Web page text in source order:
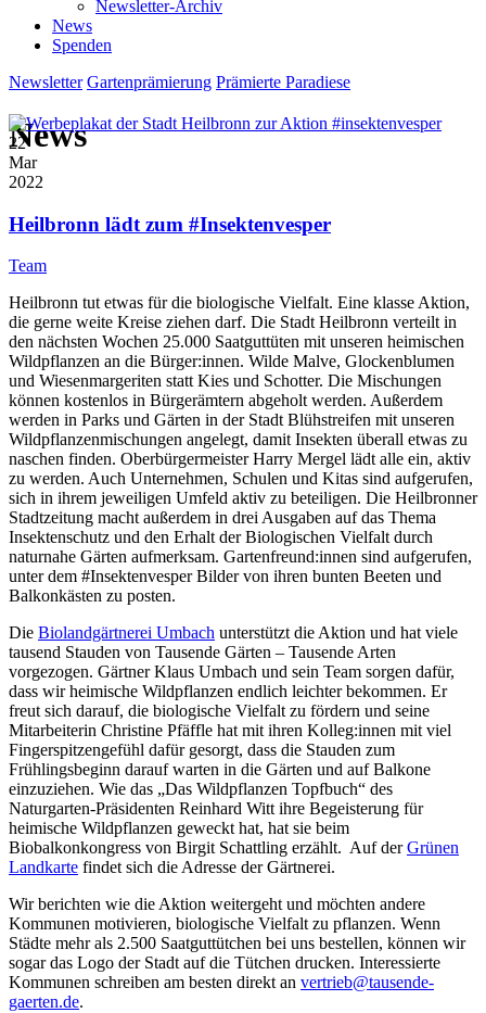
Newsletter-Archiv
News
Spenden
Newsletter Gartenprämierung Prämierte Paradiese
News
22
Mar
2022
Heilbronn lädt zum #Insektenvesper
Team
Heilbronn tut etwas für die biologische Vielfalt. Eine klasse Aktion,
die gerne weite Kreise ziehen darf. Die Stadt Heilbronn verteilt in
den nächsten Wochen 25.000 Saatguttüten mit unseren heimischen
Wildpflanzen an die Bürger:innen. Wilde Malve, Glockenblumen
und Wiesenmargeriten statt Kies und Schotter. Die Mischungen
können kostenlos in Bürgerämtern abgeholt werden. Außerdem
werden in Parks und Gärten in der Stadt Blühstreifen mit unseren
Wildpflanzenmischungen angelegt, damit Insekten überall etwas zu
naschen finden. Oberbürgermeister Harry Mergel lädt alle ein, aktiv
zu werden. Auch Unternehmen, Schulen und Kitas sind aufgerufen,
sich in ihrem jeweiligen Umfeld aktiv zu beteiligen. Die Heilbronner
Stadtzeitung macht außerdem in drei Ausgaben auf das Thema
Insektenschutz und den Erhalt der Biologischen Vielfalt durch
naturnahe Gärten aufmerksam. Gartenfreund:innen sind aufgerufen,
unter dem #Insektenvesper Bilder von ihren bunten Beeten und
Balkonkästen zu posten.
Die Biolandgärtnerei Umbach unterstützt die Aktion und hat viele
tausend Stauden von Tausende Gärten – Tausende Arten
vorgezogen. Gärtner Klaus Umbach und sein Team sorgen dafür,
dass wir heimische Wildpflanzen endlich leichter bekommen. Er
freut sich darauf, die biologische Vielfalt zu fördern und seine
Mitarbeiterin Christine Pfäffle hat mit ihren Kolleg:innen mit viel
Fingerspitzengefühl dafür gesorgt, dass die Stauden zum
Frühlingsbeginn darauf warten in die Gärten und auf Balkone
einzuziehen. Wie das „Das Wildpflanzen Topfbuch“ des
Naturgarten-Präsidenten Reinhard Witt ihre Begeisterung für
heimische Wildpflanzen geweckt hat, hat sie beim
Biobalkonkongress von Birgit Schattling erzählt. Auf derGrünen
Landkarte findet sich die Adresse der Gärtnerei.
Wir berichten wie die Aktion weitergeht und möchten andere
Kommunen motivieren, biologische Vielfalt zu pflanzen. Wenn
Städte mehr als 2.500 Saatguttütchen bei uns bestellen, können wir
sogar das Logo der Stadt auf die Tütchen drucken. Interessierte
Kommunen schreiben am besten direkt an vertrieb@tausende-
gaerten.de.